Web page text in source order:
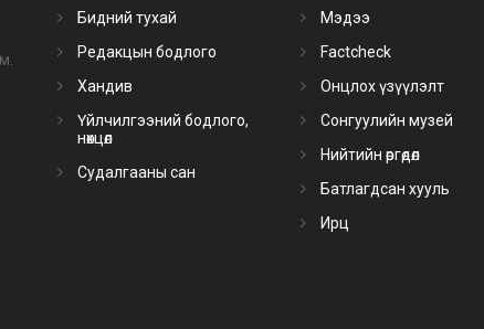
Бидний тухай
Редакцын бодлого
Хандив
Үйлчилгээний бодлого,
нөхцөл
Судалгааны сан
Мэдээ
Factcheck
Онцлох үзүүлэлт
Сонгуулийн музей
Нийтийн өргөдөл
Батлагдсан хууль
Ирц